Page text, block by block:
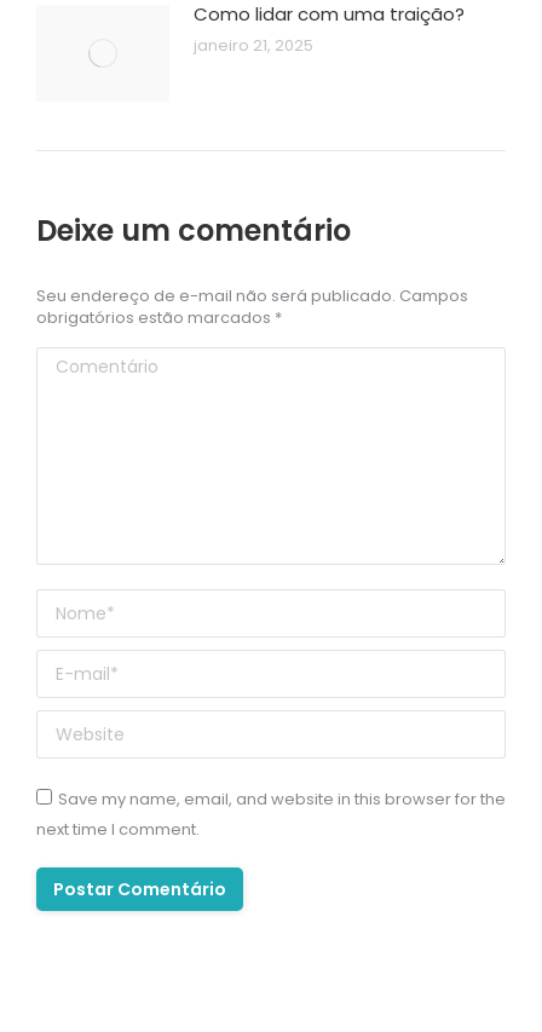
Como lidar com uma traição?
janeiro 21, 2025
Deixe um comentário
Seu endereço de e-mail não será publicado. Campos
obrigatórios estão marcados *
Comentário
Nome *
E-mail *
Website
Save my name, email, and website in this browser for the
next time I comment.
Postar Comentário